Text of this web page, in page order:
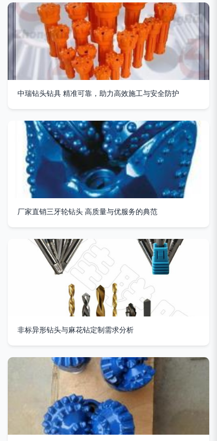
中瑞钻头钻具 精准可靠，助力高效施工与安全防护
厂家直销三牙轮钻头 高质量与优服务的典范
非标异形钻头与麻花钻定制需求分析